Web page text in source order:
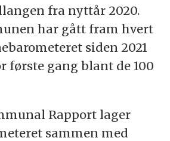
fra nyttår 2020.
har gått fram hvert
siden 2021
første gang blant de 100
Rapport lager
sammen med